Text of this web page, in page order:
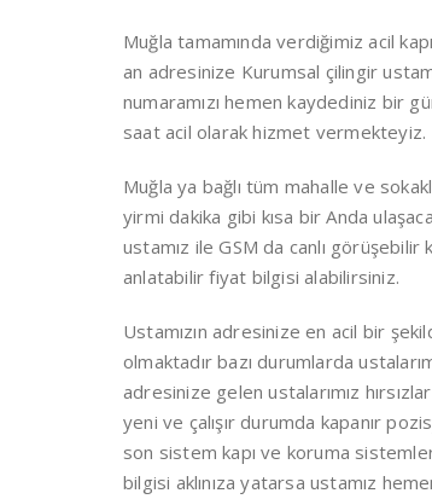
Muğla tamamında verdiğimiz acil
an adresinize Kurumsal çilingir
numaramızı hemen kaydediniz bir
saat acil olarak hizmet vermekteyiz.
Muğla ya bağlı tüm mahalle ve
yirmi dakika gibi kısa bir Anda
ustamız ile GSM da canlı
anlatabilir fiyat bilgisi alabilirsiniz.
Ustamızın adresinize en acil bir
olmaktadır bazı durumlarda
adresinize gelen ustalarımız
yeni ve çalışır durumda kapanır
son sistem kapı ve koruma
bilgisi aklınıza yatarsa ustamız